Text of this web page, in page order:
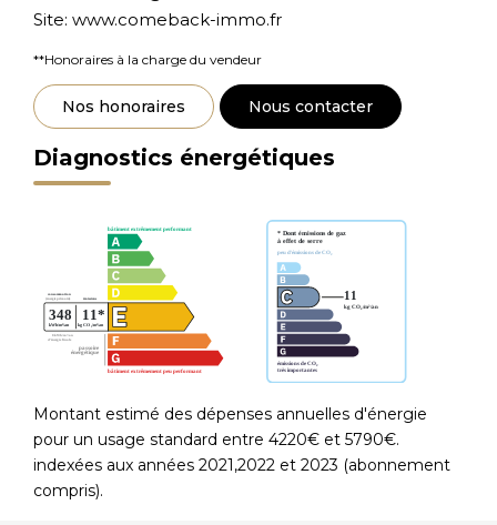
Site: www.comeback-immo.fr
**Honoraires à la charge du vendeur
Nos honoraires Nous contacter
Diagnostics énergétiques
Montant estimé des dépenses annuelles d'énergie
pour un usage standard entre 4220€ et 5790€.
indexées aux années 2021,2022 et 2023 (abonnement
compris).